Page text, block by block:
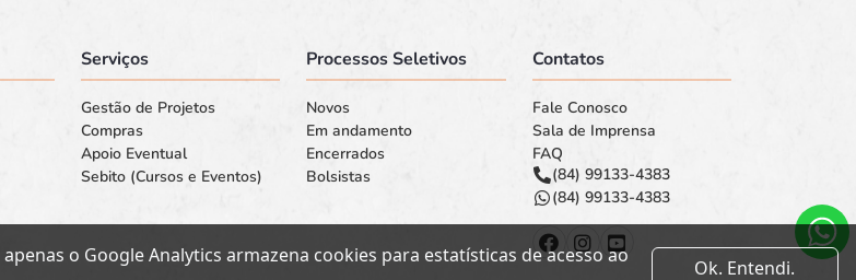
Serviços
Gestão de Projetos
Compras
Apoio Eventual
Sebito (Cursos e Eventos)
Processos Seletivos
Novos
Em andamento
Encerrados
Bolsistas
Contatos
Fale Conosco
Sala de Imprensa
FAQ
(84) 99133-4383
(84) 99133-4383
o Google Analytics armazena cookies para estatísticas de acesso ao
Ok. Entendi.